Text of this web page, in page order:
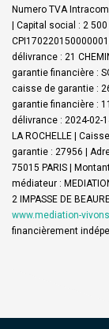
Numero TVA
| Capital social : 2
délivrance : 21
garantie financière :
caisse de garantie : 26
garantie financière :
délivrance : 2024-02-
LA ROCHELLE |
garantie : 27956 |
75015 PARIS |
médiateur :
2 IMPASSE DE
www.mediation-
financièrement